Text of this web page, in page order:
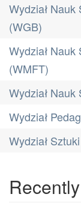
Wydział Nauk
(WGB)
Wydział Nauk
(WMFT)
Wydział Nauk
Wydział
Wydział